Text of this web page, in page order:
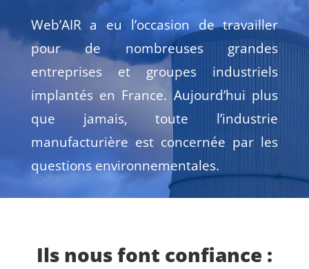
Web’AIR a eu l’occasion de travailler
pour de nombreuses grandes
entreprises et groupes industriels
implantés en France. Aujourd’hui plus
que jamais, toute l’industrie
manufacturière est concernée par les
questions environnementales.
Ils nous font confiance :